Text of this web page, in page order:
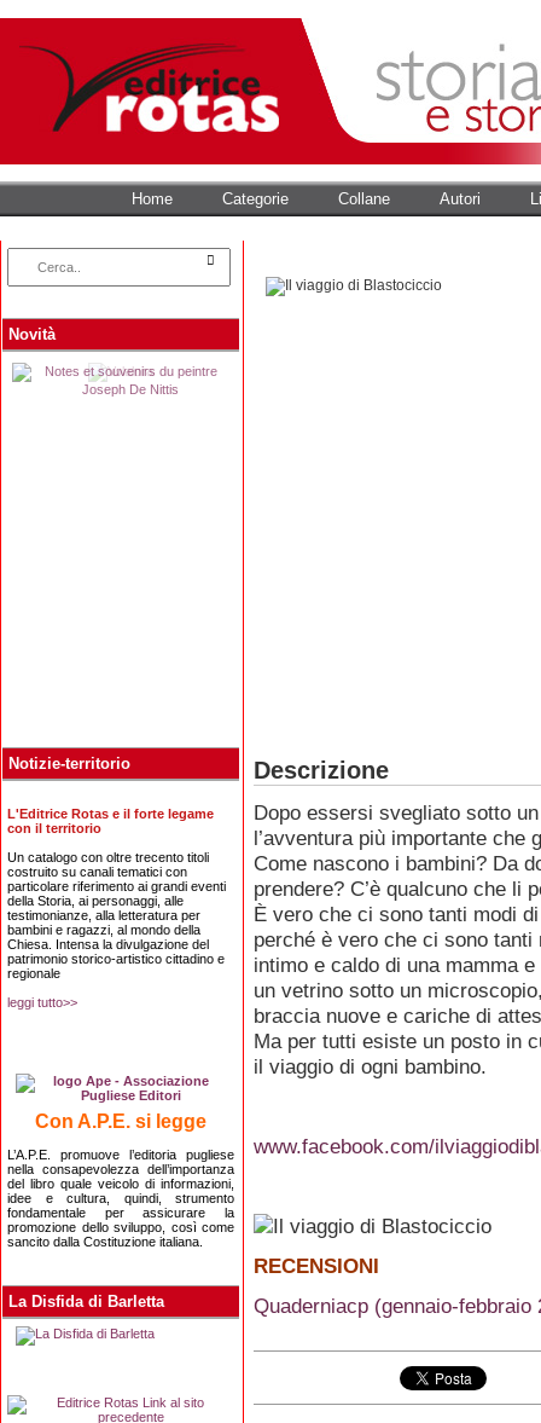
Home Categorie Collane Autori
Novità
Notizie-territorio
L'Editrice Rotas e il forte legame
con il territorio
Un catalogo con oltre trecento titoli
costruito su canali tematici con
particolare riferimento ai grandi eventi
della Storia, ai personaggi, alle
testimonianze, alla letteratura per
bambini e ragazzi, al mondo della
Chiesa. Intensa la divulgazione del
patrimonio storico-artistico cittadino e
regionale
leggi tutto>>
Con A.P.E. si legge
L’A.P.E. promuove l’editoria pugliese
nella consapevolezza dell’importanza
del libro quale veicolo di informazioni,
idee e cultura, quindi, strumento
fondamentale per assicurare la
promozione dello sviluppo, così come
sancito dalla Costituzione italiana.
La Disfida di Barletta
Descrizione
Dopo essersi svegliato sotto
l’avventura più importante
Come nascono i bambini? Da
prendere? C’è qualcuno che li
È vero che ci sono tanti modi
perché è vero che ci sono tanti
intimo e caldo di una mamma
un vetrino sotto un
braccia nuove e cariche di
Ma per tutti esiste un posto in
il viaggio di ogni bambino.
www.facebook.com/
RECENSIONI
Quaderniacp (gennaio-febbraio